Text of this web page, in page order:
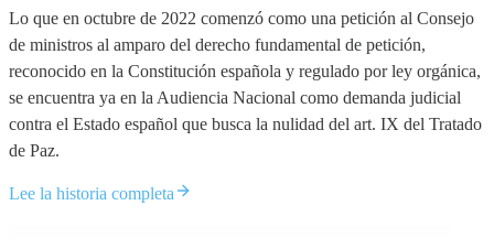
Lo que en octubre de 2022 comenzó como una petición al Consejo
de ministros al amparo del derecho fundamental de petición,
reconocido en la Constitución española y regulado por ley orgánica,
se encuentra ya en la Audiencia Nacional como demanda judicial
contra el Estado español que busca la nulidad del art. IX del Tratado
de Paz.
Lee la historia completa